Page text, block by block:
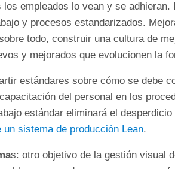
los empleados lo vean y se
y procesos estandarizados.
todo, construir una cultura de
y mejorados que evolucionen la
estándares sobre cómo se debe
del personal en los
estándar eliminará el
sistema de producción Lean.
s: otro objetivo de la gestión visual